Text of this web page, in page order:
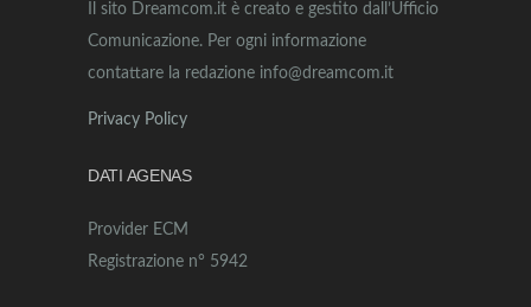
Il sito Dreamcom.it è creato e gestito dall’Ufficio
Comunicazione. Per ogni informazione
contattare la redazione info@dreamcom.it
Privacy Policy
DATI AGENAS
Provider ECM
Registrazione n° 5942